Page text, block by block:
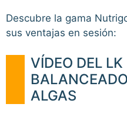
Descubre la gama
sus ventajas en sesión:
VÍDEO DEL
ALGAS